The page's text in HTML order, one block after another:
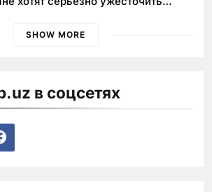
SHOW MORE
в соцсетях